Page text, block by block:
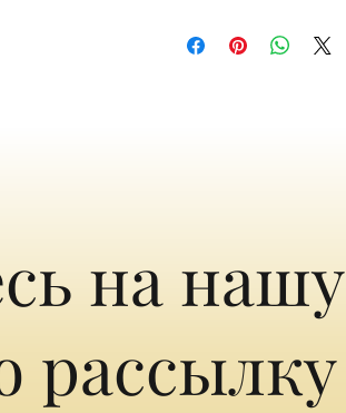
на нашу
рассылку